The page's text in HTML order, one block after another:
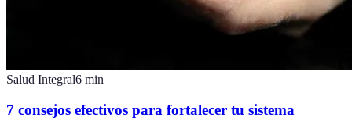
Salud Integral6 min
7 consejos efectivos para fortalecer tu sistema